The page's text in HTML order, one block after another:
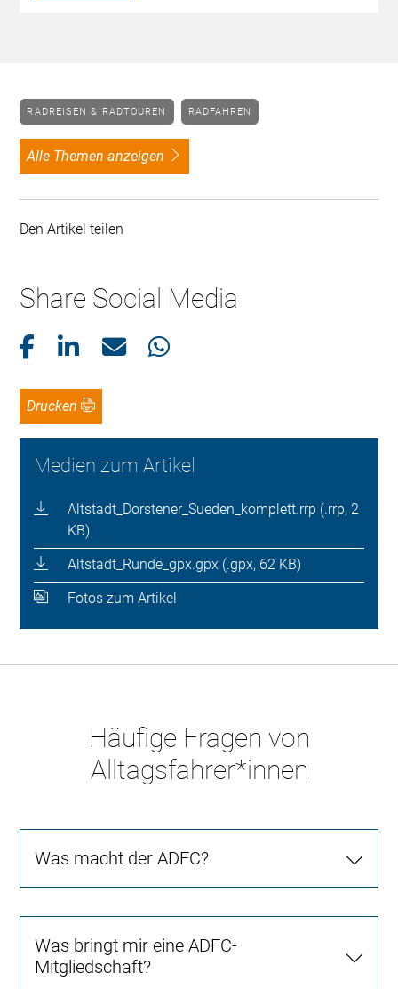
RADREISEN & RADTOUREN RADFAHREN
alle Themen anzeigen
Den Artikel teilen
Share Social Media
Drucken
Medien zum Artikel
Altstadt_Dorstener_Sueden_komplett.rrp (.rrp, 2
KB)
Altstadt_Runde_gpx.gpx (.gpx, 62 KB)
Fotos zum Artikel
Häufige Fragen von
Alltagsfahrer*innen
Was macht der ADFC?
Was bringt mir eine ADFC-
Mitgliedschaft?